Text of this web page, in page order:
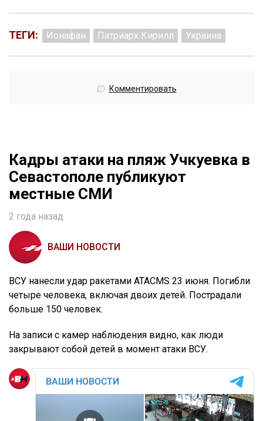
ТЕГИ: Ионафан Патриарх Кирилл Украина
Комментировать
Кадры атаки на пляж Учкуевка в
Севастополе публикуют
местные СМИ
2 года назад
ВАШИ НОВОСТИ
ВСУ нанесли удар ракетами ATACMS 23 июня. Погибли
четыре человека, включая двоих детей. Пострадали
больше 150 человек.
На записи с камер наблюдения видно, как люди
закрывают собой детей в момент атаки ВСУ.